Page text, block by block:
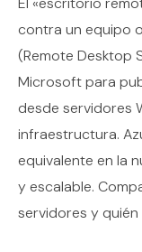
contra un equipo
(Remote Desktop
Microsoft para
desde servidores
infraestructura.
equivalente en la
y escalable.
servidores y quién